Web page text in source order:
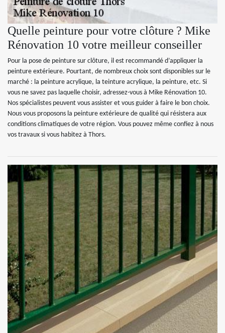
Quelle peinture pour votre clôture ? Mike
Rénovation 10 votre meilleur conseiller
Pour la pose de peinture sur clôture, il est recommandé d’appliquer la
peinture extérieure. Pourtant, de nombreux choix sont disponibles sur le
marché : la peinture acrylique, la teinture acrylique, la peinture, etc. Si
vous ne savez pas laquelle choisir, adressez-vous à Mike Rénovation 10.
Nos spécialistes peuvent vous assister et vous guider à faire le bon choix.
Nous vous proposons la peinture extérieure de qualité qui résistera aux
conditions climatiques de votre région. Vous pouvez même confiez à nous
vos travaux si vous habitez à Thors.